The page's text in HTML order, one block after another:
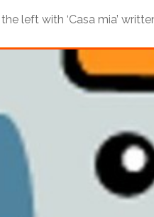
left with ‘Casa mia’